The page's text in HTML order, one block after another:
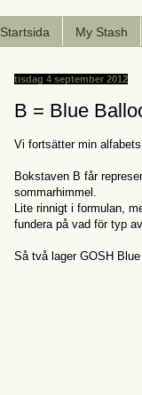
Startsida My Stash
tisdag 4 september 2012
B = Blue
Vi fortsätter min
Bokstaven B får
sommarhimmel.
Lite rinnigt i formulan,
fundera på vad för typ
Så två lager GOSH